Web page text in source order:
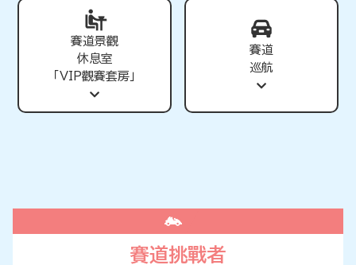
賽道景觀
休息室
「VIP觀賽套房」
賽道
巡航
賽道挑戰者